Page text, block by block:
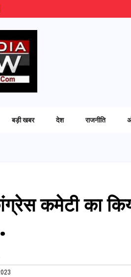
बड़ी खबर देश राजनीति
कमेटी का